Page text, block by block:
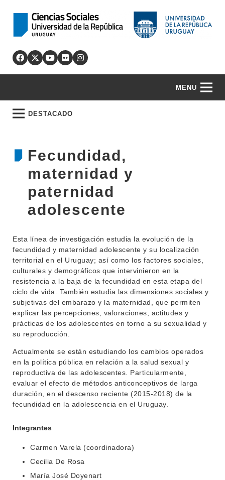
MENU
DESTACADO
Fecundidad,
maternidad y
paternidad
adolescente
Esta línea de investigación estudia la evolución de la
fecundidad y maternidad adolescente y su localización
territorial en el Uruguay; así como los factores sociales,
culturales y demográficos que intervinieron en la
resistencia a la baja de la fecundidad en esta etapa del
ciclo de vida. También estudia las dimensiones sociales y
subjetivas del embarazo y la maternidad, que permiten
explicar las percepciones, valoraciones, actitudes y
prácticas de los adolescentes en torno a su sexualidad y
su reproducción.
Actualmente se están estudiando los cambios operados
en la política pública en relación a la salud sexual y
reproductiva de las adolescentes. Particularmente,
evaluar el efecto de métodos anticonceptivos de larga
duración, en el descenso reciente (2015-2018) de la
fecundidad en la adolescencia en el Uruguay.
Integrantes
Carmen Varela (coordinadora)
Cecilia De Rosa
María José Doyenart